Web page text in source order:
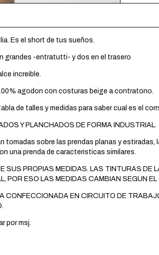
Es el short de tus sueños.
grandes -entratutti- y dos en el trasero
increible.
agodon con costuras beige a contratono.
de talles y medidas para saber cual es el
Y PLANCHADOS DE FORMA INDUSTRIAL.
tomadas sobre las prendas planas y
una prenda de caracteristicas similares.
SUS PROPIAS MEDIDAS. LAS TINTURAS
POR ESO LAS MEDIDAS CAMBIAN SEGUN
CONFECCIONADA EN CIRCUITO DE
por msj.